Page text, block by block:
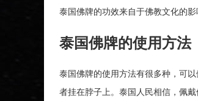
泰国佛牌的功效来自于佛教文化的
泰国佛牌的使用方法
泰国佛牌的使用方法有很多种，可
者挂在脖子上。泰国人民相信，佩